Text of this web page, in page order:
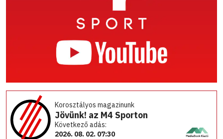
Korosztályos magazinunk
Jövünk! az M4 Sporton
Következő adás:
2026. 08. 02. 07:30